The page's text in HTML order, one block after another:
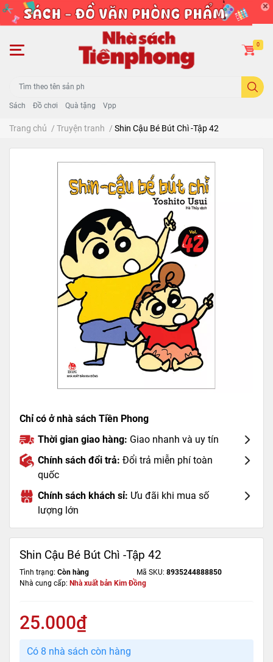
Sách Đồ chơi Quà tặng Vpp
0
Trang chủ / Truyện tranh / Shin Cậu Bé Bút Chì -Tập 42
Chỉ có ở nhà sách Tiền Phong
Thời gian giao hàng: Giao nhanh và uy tín
Chính sách đổi trả: Đổi trả miễn phí toàn
quốc
Chính sách khách sỉ: Ưu đãi khi mua số
lượng lớn
Shin Cậu Bé Bút Chì -Tập 42
Tình trạng: Còn hàng Mã SKU: 8935244888850
Nhà cung cấp: Nhà xuất bản Kim Đồng
25.000₫
Có 8 nhà sách còn hàng